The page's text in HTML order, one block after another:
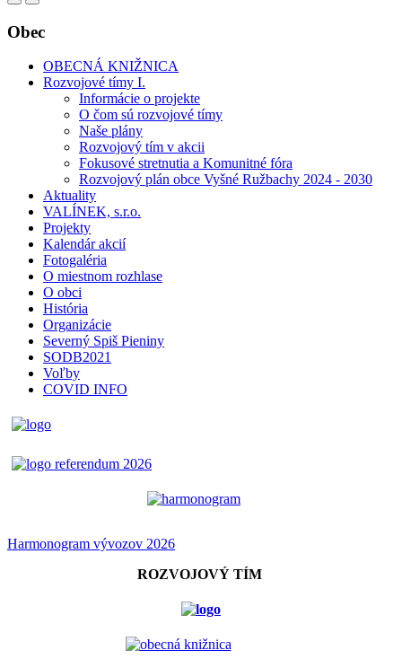
Obec
OBECNÁ KNIŽNICA
Rozvojové tímy I.
Informácie o projekte
O čom sú rozvojové tímy
Naše plány
Rozvojový tím v akcii
Fokusové stretnutia a Komunitné fóra
Rozvojový plán obce Vyšné Ružbachy 2024 - 2030
Aktuality
VALÍNEK, s.r.o.
Projekty
Kalendár akcií
Fotogaléria
O miestnom rozhlase
O obci
História
Organizácie
Severný Spiš Pieniny
SODB2021
Voľby
COVID INFO
Harmonogram vývozov 2026
ROZVOJOVÝ TÍM